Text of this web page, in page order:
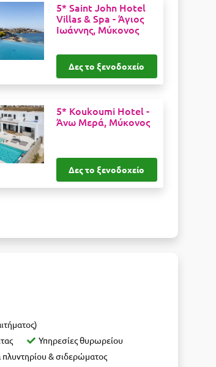
5* Saint John Hotel
Villas & Spa -Άγιος
Ιωάννης, Μύκονος
Δες το ξενοδοχείο
5* Koukoumi Hotel -
Άνω Μερά, Μύκονος
Δες το ξενοδοχείο
Υπηρεσίες θυρωρείου
πλυντηρίου & σιδερώματος